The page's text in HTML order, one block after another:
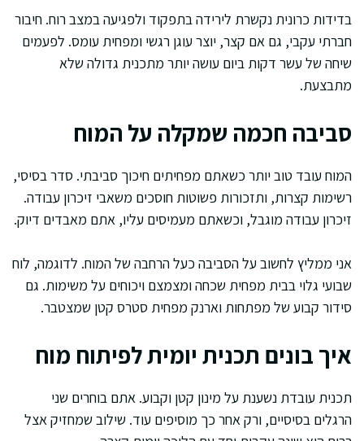
בדידות כרונית נקשרת לירידה בתפקוד ולפגיעה במצב רוח. חיבור
חברתי עקבי, גם אם קצר, יוצר עוגן רגשי ומפחית עומס. לפעמים
שיחה של עשר דקות ביום עושה יותר מתכנית גדולה שלא
מתבצעת.
סביבה חכמה שמקלה על המוח
המוח עובד טוב יותר כשאתם מפחיתים חיכוך סביבתי. סדר בסיסי,
רשימות קצרות, ותזכורות פשוטות חוסכים משאבי זיכרון עבודה.
זיכרון עבודה מוגבל, וכשאתם מעמיסים עליו, אתם מאבדים דיוק.
אני ממליץ לחשוב על הסביבה כעל הרחבה של המוח. לדוגמה, לוח
שבועי גלוי בבית מפחית שכחה ומצמצם ויכוחים על משימות. גם
סידור קבוע של מפתחות וארנק מפחית סטרס קטן שמצטבר.
איך בונים תכנית יומית לפיתוח מוח
תכנית עובדת נשענת על מינון קטן וקבוע. אתם בוחרים שני
הרגלים בסיסיים, ורק אחר כך מוסיפים עוד. שילוב שמחזיק אצל